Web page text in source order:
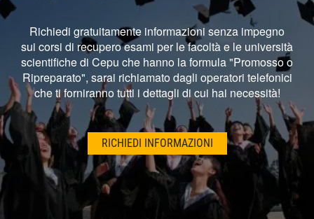
Richiedi gratuitamente informazioni senza impegno
sui corsi di recupero esami per le facoltà e le università
scientifiche di Cepu che hanno la formula "Promosso o
Ripreparato", sarai richiamato dagli operatori telefonici
che ti forniranno tutti i dettagli di cui hai necessità!
RICHIEDI INFORMAZIONI